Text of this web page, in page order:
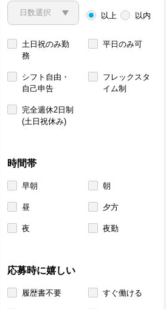
以上 以内
土日祝のみ勤
務
平日のみ可
シフト自由・
自己申告
フレックスタ
イム制
完全週休2日制
(土日祝休み)
時間帯
早朝 朝
昼 夕方
夜 夜勤
応募時に嬉しい
履歴書不要 すぐ働ける